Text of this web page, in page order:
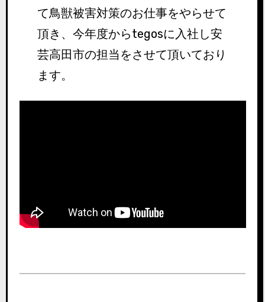
て鳥獣被害対策のお仕事をやらせて
頂き、今年度からtegosに入社し安
芸高田市の担当をさせて頂いており
ます。